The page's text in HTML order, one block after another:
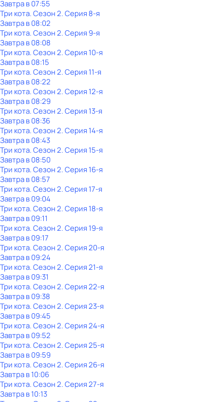
Завтра в 07:55
Три кота. Сезон 2. Серия 8-я
Завтра в 08:02
Три кота. Сезон 2. Серия 9-я
Завтра в 08:08
Три кота. Сезон 2. Серия 10-я
Завтра в 08:15
Три кота. Сезон 2. Серия 11-я
Завтра в 08:22
Три кота. Сезон 2. Серия 12-я
Завтра в 08:29
Три кота. Сезон 2. Серия 13-я
Завтра в 08:36
Три кота. Сезон 2. Серия 14-я
Завтра в 08:43
Три кота. Сезон 2. Серия 15-я
Завтра в 08:50
Три кота. Сезон 2. Серия 16-я
Завтра в 08:57
Три кота. Сезон 2. Серия 17-я
Завтра в 09:04
Три кота. Сезон 2. Серия 18-я
Завтра в 09:11
Три кота. Сезон 2. Серия 19-я
Завтра в 09:17
Три кота. Сезон 2. Серия 20-я
Завтра в 09:24
Три кота. Сезон 2. Серия 21-я
Завтра в 09:31
Три кота. Сезон 2. Серия 22-я
Завтра в 09:38
Три кота. Сезон 2. Серия 23-я
Завтра в 09:45
Три кота. Сезон 2. Серия 24-я
Завтра в 09:52
Три кота. Сезон 2. Серия 25-я
Завтра в 09:59
Три кота. Сезон 2. Серия 26-я
Завтра в 10:06
Три кота. Сезон 2. Серия 27-я
Завтра в 10:13